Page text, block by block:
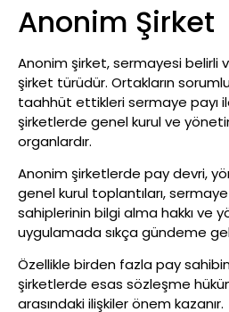
Anonim Şirket
Anonim şirket, sermayesi belirli
şirket türüdür. Ortakların
taahhüt ettikleri sermaye payı ile
şirketlerde genel kurul ve
organlardır.
Anonim şirketlerde pay devri,
genel kurul toplantıları, sermaye
sahiplerinin bilgi alma hakkı ve
uygulamada sıkça gündeme
Özellikle birden fazla pay
şirketlerde esas sözleşme
arasındaki ilişkiler önem kazanır.